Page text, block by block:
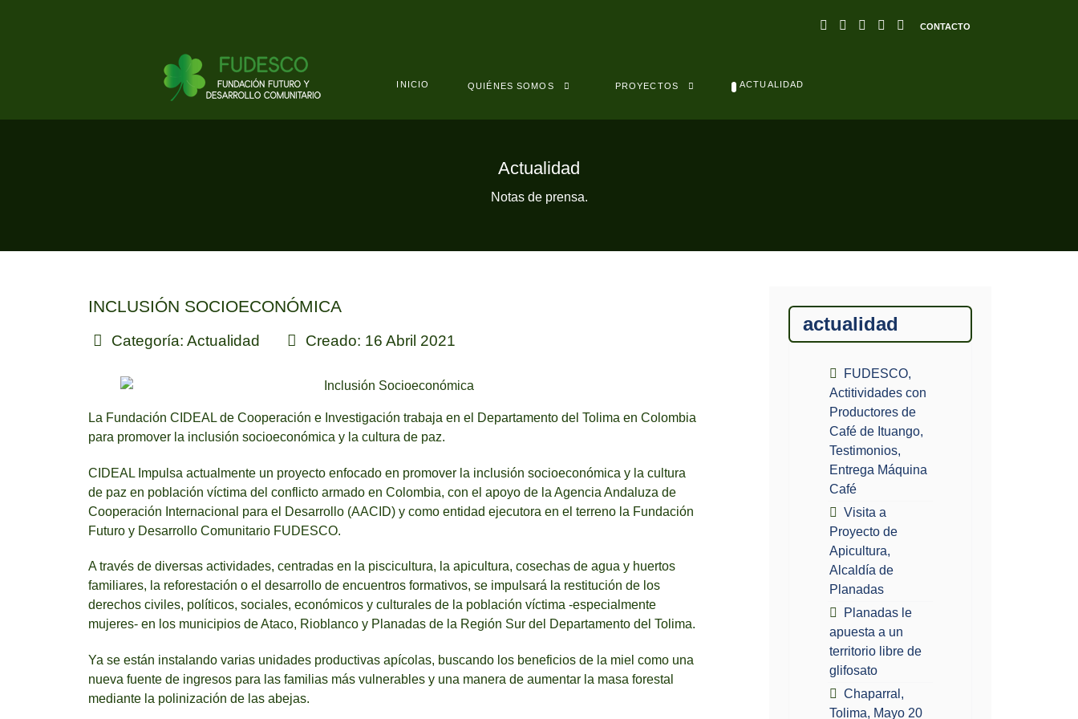
CONTACTO
INICIO QUIÉNES SOMOS PROYECTOS ACTUALIDAD
Actualidad
Notas de prensa.
INCLUSIÓN SOCIOECONÓMICA
Categoría: Actualidad Creado: 16 Abril 2021
La Fundación CIDEAL de Cooperación e Investigación trabaja en el Departamento del Tolima en Colombia
para promover la inclusión socioeconómica y la cultura de paz.
CIDEAL Impulsa actualmente un proyecto enfocado en promover la inclusión socioeconómica y la cultura
de paz en población víctima del conflicto armado en Colombia, con el apoyo de la Agencia Andaluza de
Cooperación Internacional para el Desarrollo (AACID) y como entidad ejecutora en el terreno la Fundación
Futuro y Desarrollo Comunitario FUDESCO.
A través de diversas actividades, centradas en la piscicultura, la apicultura, cosechas de agua y huertos
familiares, la reforestación o el desarrollo de encuentros formativos, se impulsará la restitución de los
derechos civiles, políticos, sociales, económicos y culturales de la población víctima -especialmente
mujeres- en los municipios de Ataco, Rioblanco y Planadas de la Región Sur del Departamento del Tolima.
Ya se están instalando varias unidades productivas apícolas, buscando los beneficios de la miel como una
nueva fuente de ingresos para las familias más vulnerables y una manera de aumentar la masa forestal
mediante la polinización de las abejas.
actualidad
FUDESCO,
Actitividades con
Productores de
Café de Ituango,
Testimonios,
Entrega Máquina
Café
Visita a
Proyecto de
Apicultura,
Alcaldía de
Planadas
Planadas le
apuesta a un
territorio libre de
glifosato
Chaparral,
Tolima, Mayo 20